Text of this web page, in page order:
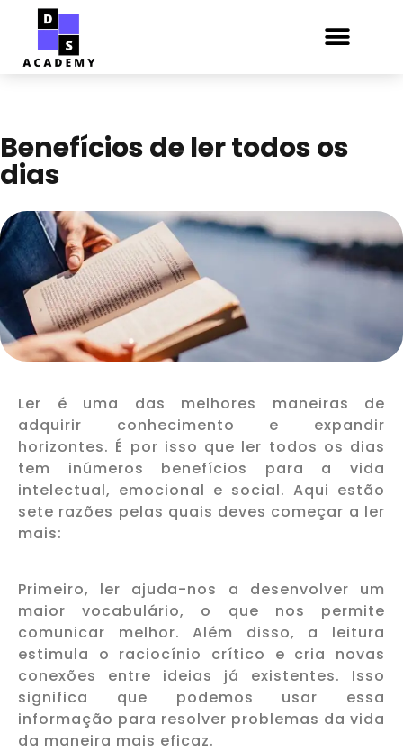
Benefícios de ler todos os
dias
Ler é uma das melhores maneiras de
adquirir conhecimento e expandir
horizontes. É por isso que ler todos os dias
tem inúmeros benefícios para a vida
intelectual, emocional e social. Aqui estão
sete razões pelas quais deves começar a ler
mais:
Primeiro, ler ajuda-nos a desenvolver um
maior vocabulário, o que nos permite
comunicar melhor. Além disso, a leitura
estimula o raciocínio crítico e cria novas
conexões entre ideias já existentes. Isso
significa que podemos usar essa
informação para resolver problemas da vida
da maneira mais eficaz.